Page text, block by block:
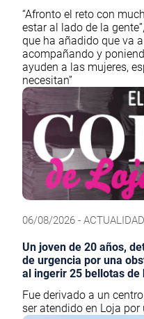
“Afronto el reto con
estar al lado de la
que ha añadido que va
acompañando y
ayuden a las mujeres,
necesitan”
06/08/2026 - ACTUALIDAD
Un joven de 20 años,
de urgencia por una
al ingerir 25 bellotas de
Fue derivado a un
ser atendido en Loja